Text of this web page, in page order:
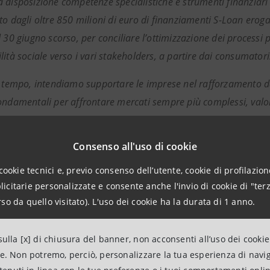
Consenso all'uso di cookie
tecnici e, previo consenso dell’utente, cookie di
personalizzate e consente anche l'invio di cookie di
da quello visitato). L'uso dei cookie ha la durata di 1 anno.
[x] di chiusura del banner, non acconsenti all’uso dei
Non potremo, perciò, personalizzare la tua esperienza di
dagli oltre 850 milioni di euro di finanziamenti S-Loan
giugno scorso, per conciliare l’ottimizzazione dei
sociale verso i vari stakeholders, a partire dai consumatori.
tempo, intendiamo supportare le imprese nel rafforzamento
per affrontare mercati sempre più complessi,
italiane.”
da 5 milioni di euro è stato perfezionato
Project”, soluzione per accompagnare le imprese
economiche agevolate legate al